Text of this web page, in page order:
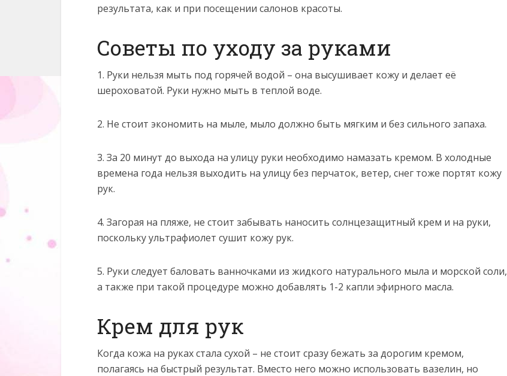
результата, как и при посещении салонов красоты.
Советы по уходу за руками
1. Руки нельзя мыть под горячей водой – она высушивает кожу и делает её
шероховатой. Руки нужно мыть в теплой воде.
2. Не стоит экономить на мыле, мыло должно быть мягким и без сильного запаха.
3. За 20 минут до выхода на улицу руки необходимо намазать кремом. В холодные
времена года нельзя выходить на улицу без перчаток, ветер, снег тоже портят кожу
рук.
4. Загорая на пляже, не стоит забывать наносить солнцезащитный крем и на руки,
поскольку ультрафиолет сушит кожу рук.
5. Руки следует баловать ванночками из жидкого натурального мыла и морской соли,
а также при такой процедуре можно добавлять 1-2 капли эфирного масла.
Крем для рук
Когда кожа на руках стала сухой – не стоит сразу бежать за дорогим кремом,
полагаясь на быстрый результат. Вместо него можно использовать вазелин, но